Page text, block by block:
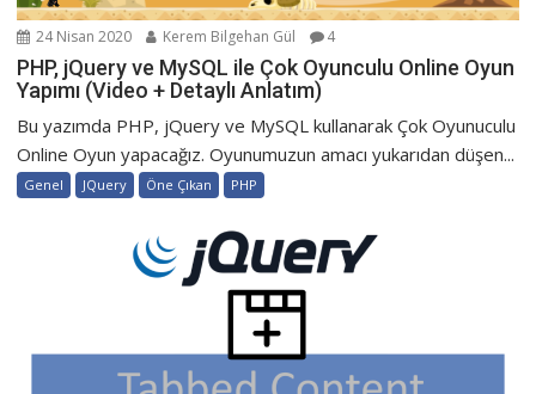
24 Nisan 2020 Kerem Bilgehan Gül 4
PHP, jQuery ve MySQL ile Çok Oyunculu Online Oyun
Yapımı (Video + Detaylı Anlatım)
Bu yazımda PHP, jQuery ve MySQL kullanarak Çok Oyunuculu
Online Oyun yapacağız. Oyunumuzun amacı yukarıdan düşen...
Genel JQuery Öne Çıkan PHP